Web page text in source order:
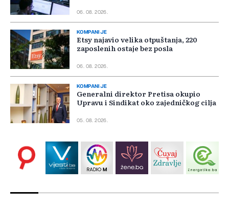
06. 08. 2026.
KOMPANIJE
Etsy najavio velika otpuštanja, 220
zaposlenih ostaje bez posla
06. 08. 2026.
KOMPANIJE
Generalni direktor Pretisa okupio
Upravu i Sindikat oko zajedničkog cilja
05. 08. 2026.